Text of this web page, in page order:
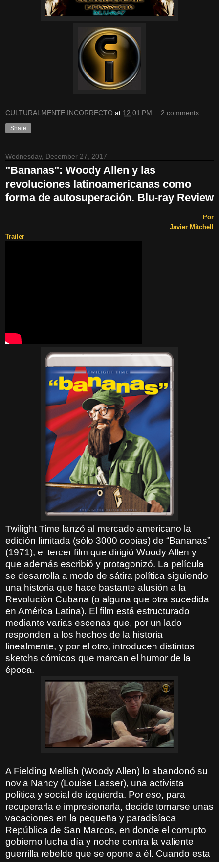
CULTURALMENTE INCORRECTO at 12:01 PM 2 comments:
Share
Wednesday, December 27, 2017
"Bananas": Woody Allen y las
revoluciones latinoamericanas como
forma de autosuperación. Blu-ray Review
Por
Javier Mitchell
Trailer
Twilight Time lanzó al mercado americano la
edición limitada (sólo 3000 copias) de “Bananas”
(1971), el tercer film que dirigió Woody Allen y
que además escribió y protagonizó. La película
se desarrolla a modo de sátira política siguiendo
una historia que hace bastante alusión a la
Revolución Cubana (o alguna que otra sucedida
en América Latina). El film está estructurado
mediante varias escenas que, por un lado
responden a los hechos de la historia
linealmente, y por el otro, introducen distintos
sketchs cómicos que marcan el humor de la
época.
A Fielding Mellish (Woody Allen) lo abandonó su
novia Nancy (Louise Lasser), una activista
política y social de izquierda. Por eso, para
recuperarla e impresionarla, decide tomarse unas
vacaciones en la pequeña y paradisíaca
República de San Marcos, en donde el corrupto
gobierno lucha día y noche contra la valiente
guerrilla rebelde que se opone a él. Cuando esta